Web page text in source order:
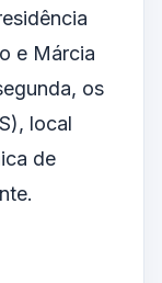
e Márcia
os
local
de